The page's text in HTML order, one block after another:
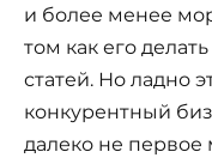
и более менее
том как его
статей. Но ладно
конкурентный
далеко не первое